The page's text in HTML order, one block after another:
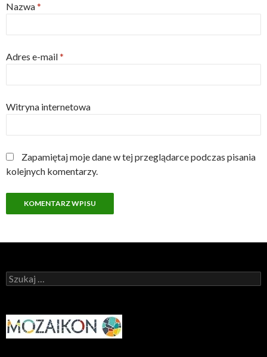
Nazwa*
Adres e-mail*
Witryna internetowa
Zapamiętaj moje dane w tej przeglądarce podczas pisania
kolejnych komentarzy.
Szukaj: